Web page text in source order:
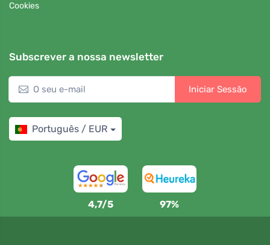
Cookies
Subscrever a nossa newsletter
Iniciar Sessão
Português / EUR
4,7/5 97%